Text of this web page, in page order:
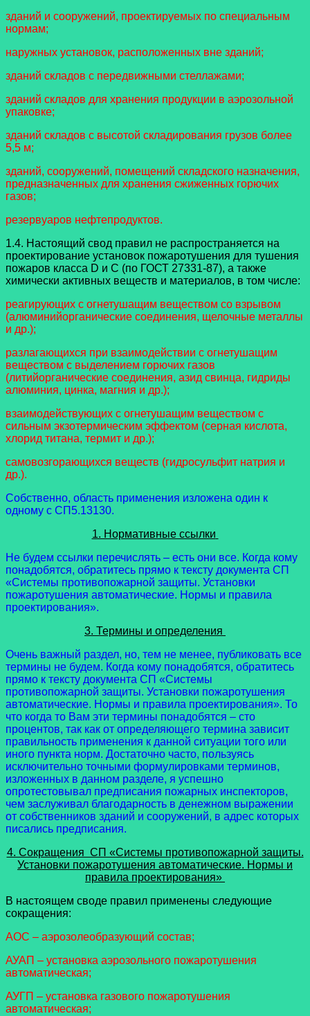
зданий и сооружений, проектируемых по специальным
нормам;
наружных установок, расположенных вне зданий;
зданий складов с передвижными стеллажами;
зданий складов для хранения продукции в аэрозольной
упаковке;
зданий складов с высотой складирования грузов более
5,5 м;
зданий, сооружений, помещений складского назначения,
предназначенных для хранения сжиженных горючих
газов;
резервуаров нефтепродуктов.
1.4. Настоящий свод правил не распространяется на
проектирование установок пожаротушения для тушения
пожаров класса D и C (по ГОСТ 27331-87), а также
химически активных веществ и материалов, в том числе:
реагирующих с огнетушащим веществом со взрывом
(алюминийорганические соединения, щелочные металлы
и др.);
разлагающихся при взаимодействии с огнетушащим
веществом с выделением горючих газов
(литийорганические соединения, азид свинца, гидриды
алюминия, цинка, магния и др.);
взаимодействующих с огнетушащим веществом с
сильным экзотермическим эффектом (серная кислота,
хлорид титана, термит и др.);
самовозгорающихся веществ (гидросульфит натрия и
др.).
Собственно, область применения изложена один к
одному с СП5.13130.
1. Нормативные ссылки
Не будем ссылки перечислять – есть они все. Когда кому
понадобятся, обратитесь прямо к тексту документа СП
«Системы противопожарной защиты. Установки
пожаротушения автоматические. Нормы и правила
проектирования».
3. Термины и определения
Очень важный раздел, но, тем не менее, публиковать все
термины не будем. Когда кому понадобятся, обратитесь
прямо к тексту документа СП «Системы
противопожарной защиты. Установки пожаротушения
автоматические. Нормы и правила проектирования». То
что когда то Вам эти термины понадобятся – сто
процентов, так как от определяющего термина зависит
правильность применения к данной ситуации того или
иного пункта норм. Достаточно часто, пользуясь
исключительно точными формулировками терминов,
изложенных в данном разделе, я успешно
опротестовывал предписания пожарных инспекторов,
чем заслуживал благодарность в денежном выражении
от собственников зданий и сооружений, в адрес которых
писались предписания.
4. Сокращения СП «Системы противопожарной защиты.
Установки пожаротушения автоматические. Нормы и
правила проектирования»
В настоящем своде правил применены следующие
сокращения:
АОС – аэрозолеобразующий состав;
АУАП – установка аэрозольного пожаротушения
автоматическая;
АУГП – установка газового пожаротушения
автоматическая;